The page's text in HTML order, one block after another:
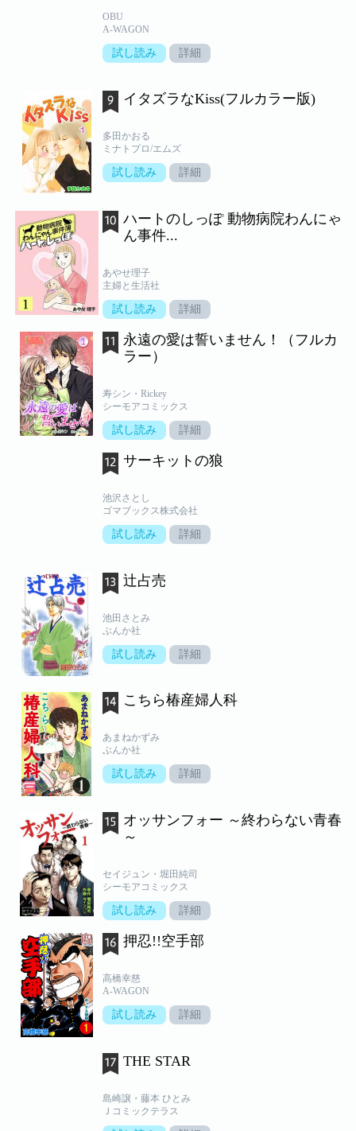
OBU
A-WAGON
試し読み 詳細
イタズラなKiss(フルカラー版)
多田かおる
ミナトプロ/エムズ
試し読み 詳細
ハートのしっぽ 動物病院わんにゃ
ん事件...
あやせ理子
主婦と生活社
試し読み 詳細
永遠の愛は誓いません！（フルカ
ラー）
寿シン・Rickey
シーモアコミックス
試し読み 詳細
サーキットの狼
池沢さとし
ゴマブックス株式会社
試し読み 詳細
辻占売
池田さとみ
ぶんか社
試し読み 詳細
こちら椿産婦人科
あまねかずみ
ぶんか社
試し読み 詳細
オッサンフォー ～終わらない青春
～
セイジュン・堀田純司
シーモアコミックス
試し読み 詳細
押忍!!空手部
高橋幸慈
A-WAGON
試し読み 詳細
THE STAR
島崎譲・藤本 ひとみ
Ｊコミックテラス